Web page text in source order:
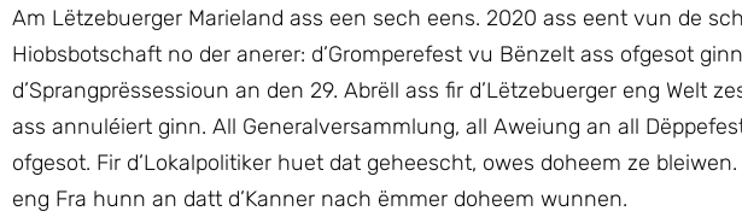
Am Lëtzebuerger Marieland ass een sech eens. 2020 ass eent vun de
Hiobsbotschaft no der anerer: d’Gromperefest vu Bënzelt ass ofgesot
d’Sprangprëssessioun an den 29. Abrëll ass fir d’Lëtzebuerger eng Welt
ass annuléiert ginn. All Generalversammlung, all Aweiung an all
ofgesot. Fir d’Lokalpolitiker huet dat geheescht, owes doheem ze
eng Fra hunn an datt d’Kanner nach ëmmer doheem wunnen.